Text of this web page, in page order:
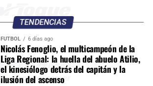
TENDENCIAS
FÚTBOL 6 días ago
Nicolás Fenoglio, el multicampeón de la
Liga Regional: la huella del abuelo Atilio,
el kinesiólogo detrás del capitán y la
ilusión del ascenso